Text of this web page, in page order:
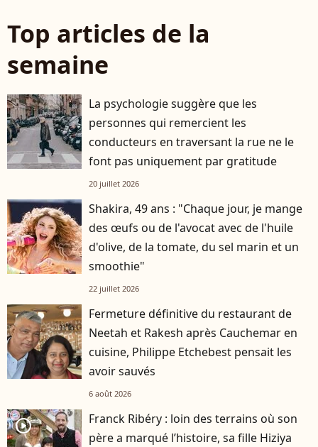
Top articles de la
semaine
La psychologie suggère que les
personnes qui remercient les
conducteurs en traversant la rue ne le
font pas uniquement par gratitude
20 juillet 2026
Shakira, 49 ans : "Chaque jour, je mange
des œufs ou de l'avocat avec de l'huile
d'olive, de la tomate, du sel marin et un
smoothie"
22 juillet 2026
Fermeture définitive du restaurant de
Neetah et Rakesh après Cauchemar en
cuisine, Philippe Etchebest pensait les
avoir sauvés
6 août 2026
player2
Franck Ribéry : loin des terrains où son
père a marqué l’histoire, sa fille Hiziya